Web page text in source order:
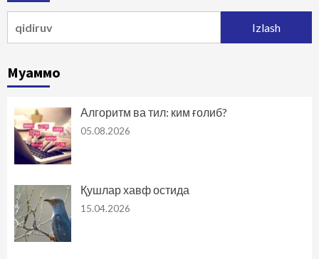
Муаммо
Алгоритм ва тил: ким ғолиб?
05.08.2026
Қушлар хавф остида
15.04.2026